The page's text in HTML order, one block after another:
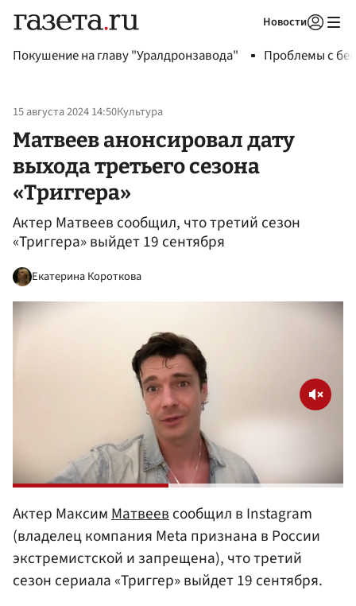
Новости
Покушение на главу "Уралдронзавода" Проблемы с
15 августа 2024 14:50Культура
Матвеев анонсировал дату
выхода третьего сезона
«Триггера»
Актер Матвеев сообщил, что третий сезон
«Триггера» выйдет 19 сентября
Екатерина Короткова
Актер МаксимМатвеевсообщил в Instagram
(владелец компания Meta признана в России
экстремистской и запрещена), что третий
сезон сериала «Триггер» выйдет 19 сентября.